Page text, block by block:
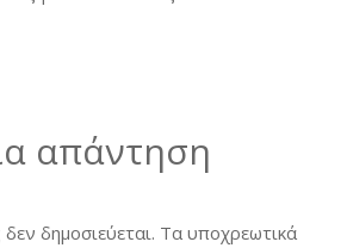
απάντηση
δημοσιεύεται. Τα υποχρεωτικά